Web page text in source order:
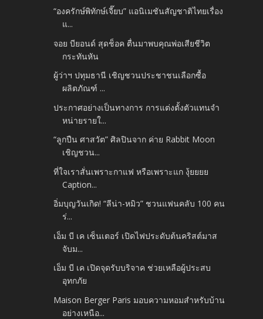
“องครักษ์พิทักษ์เจี๊ยบ” แอนิเมชันสัญชาติไทยเรื่อง
แ...
จอย บียอนด์ สุดช็อค ตื่นมาพบคุณพ่อเสียชีวิต
กระทันหัน
ผู้ว่าฯ ปทุมธานี เชิญชวนประชาชนเลือกซื้อ
ผลิตภัณฑ์ ...
ประกาศอย่างเป็นทางการ การแต่งตั้งตัวแทนจำ
หน่ายรายใ...
“ลูกปืน ศาสวัต” ศิลปินจาก ค่าย Rabbit Moon
เชิญชวน...
ที่ใจเราสั่นเพราะกาแฟ หรือเพราะแก งุ้ยยยย
Caption...
อิ่มบุญวันเกิด! “ลีน่า-หมิว” ชวนแฟนคลับ 100 คน
ร่...
เอ็ม บี เค เซ็นเตอร์ เปิดไฟประดับต้นคริสต์มาส
จับม...
เอ็ม บี เค เปิดจุดรับบริจาค ช่วยเหลือผู้ประสบ
อุทกภัย
Maison Berger Paris มอบความหอมสำหรับบ้าน
อย่างเหนือ...